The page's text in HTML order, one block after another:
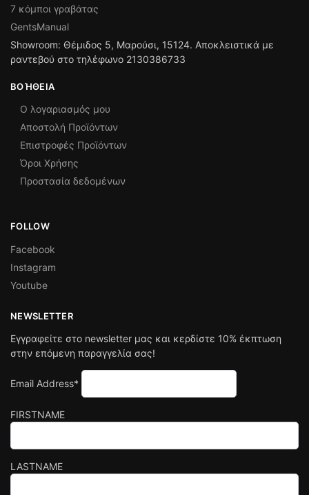
7 κόμποι γραβάτας
GentsManual
Showroom: Θέμιδος 5, Μαρούσι, 15124. Αποκλειστικά με
ραντεβού στο τηλέφωνο 2130386733
ΒΟΉΘΕΙΑ
Ο λογαριασμός μου
Αποστολή Προϊόντων
Επιστροφές Προϊόντων
Όροι Χρήσης
Προστασία δεδομένων
FOLLOW
Facebook
Instagram
Youtube
NEWSLETTER
Εγγραφείτε στο newsletter μας και κερδίστε 10% έκπτωση
στην επόμενη παραγγελία σας!
Email Address*
FIRSTNAME
LASTNAME